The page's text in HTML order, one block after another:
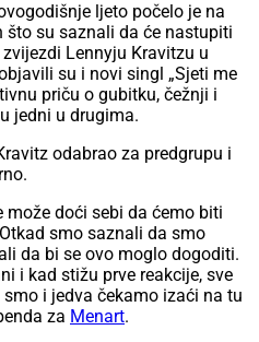
ljeto počelo je na
su saznali da će nastupiti
Lennyju Kravitzu u
su i novi singl „Sjeti me
priču o gubitku, čežnji i
jedni u drugima.
odabrao za predgrupu i
može doći sebi da ćemo biti
smo saznali da smo
da bi se ovo moglo dogoditi.
i kad stižu prve reakcije, sve
i jedva čekamo izaći na tu
za Menart.